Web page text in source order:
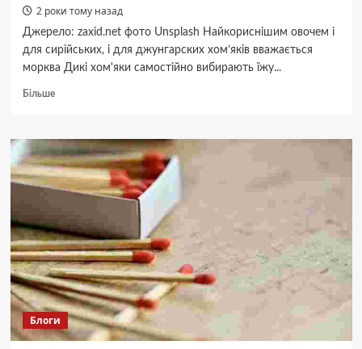
2 роки тому назад
Джерело: zaxid.net фото Unsplash Найкориснішим овочем і
для сирійських, і для джунгарских хом’яків вважається
морква Дикі хом'яки самостійно вибирають їжу...
БільшеДокладніше
фрукти
та
овочі
можна
поради
власникам
Блоги